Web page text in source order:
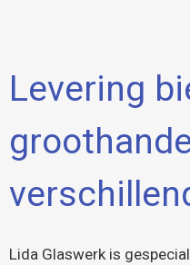
Levering
Lida Glaswerk is